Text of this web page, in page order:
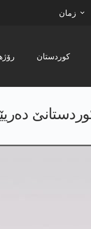
زمان
کوردستان